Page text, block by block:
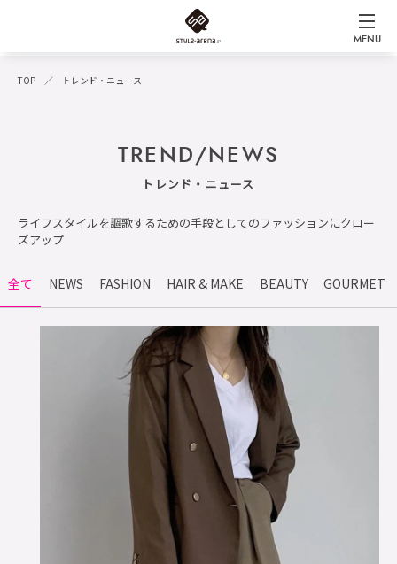
MENU
TOP トレンド・ニュース
TREND/NEWS
トレンド・ニュース
ライフスタイルを謳歌するための手段としてのファッションにクロー
ズアップ
全て NEWS FASHION HAIR & MAKE BEAUTY GOURMET